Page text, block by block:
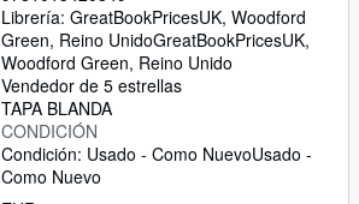
Librería: GreatBookPricesUK, Woodford
Green, Reino UnidoGreatBookPricesUK,
Woodford Green, Reino Unido
Vendedor de 5 estrellas
TAPA BLANDA
CONDICIÓN
Condición: Usado - Como NuevoUsado -
Como Nuevo